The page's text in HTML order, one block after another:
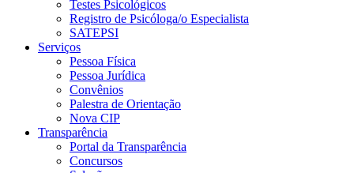
Testes Psicológicos
Registro de Psicóloga/o Especialista
SATEPSI
Serviços
Pessoa Física
Pessoa Jurídica
Convênios
Palestra de Orientação
Nova CIP
Transparência
Portal da Transparência
Concursos